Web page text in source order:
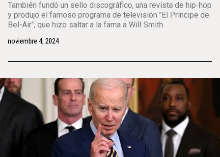
También fundó un sello discográfico, una revista de hip-hop
y produjo el famoso programa de televisión "El Príncipe de
Bel-Air", que hizo saltar a la fama a Will Smith.
noviembre 4, 2024